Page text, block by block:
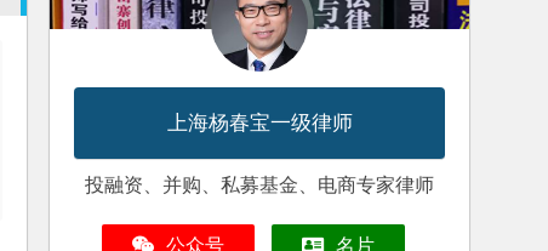
上海杨春宝一级律师
投融资、并购、私募基金、电商专家律师
公众号 名片